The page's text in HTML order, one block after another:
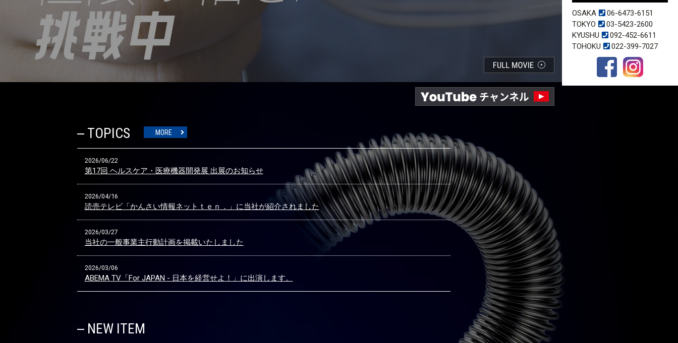
OSAKA
06-6473-6151
TOKYO
03-5423-2600
KYUSHU
092-452-6611
TOHOKU
022-399-7027
TOPICS MORE
2026/06/22
第17回 ヘルスケア・医療機器開発展 出展のお知らせ
2026/04/16
読売テレビ「かんさい情報ネットｔｅｎ．」に当社が紹介されました
2026/03/27
当社の一般事業主行動計画を掲載いたしました
2026/03/06
ABEMA TV「For JAPAN - 日本を経営せよ！」に出演します。
NEW ITEM